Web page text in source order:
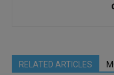
RELATED ARTICLES